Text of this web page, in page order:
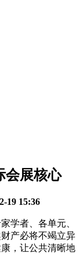
会展核心
19 15:36
者、各单元、
产必将不竭立异
，让公共清晰地